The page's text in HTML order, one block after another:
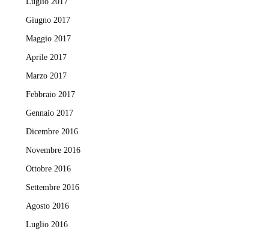
Giugno 2017
Maggio 2017
Aprile 2017
Marzo 2017
Febbraio 2017
Gennaio 2017
Dicembre 2016
Novembre 2016
Ottobre 2016
Settembre 2016
Agosto 2016
Luglio 2016